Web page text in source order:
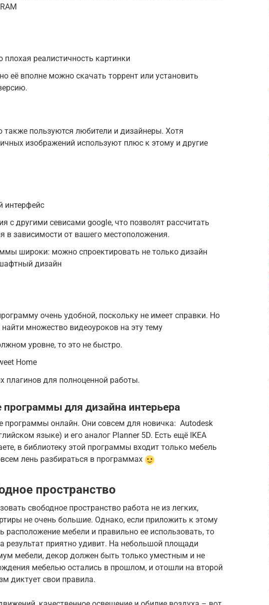
реалистичность картинки
её вполне можно скачать торрент или установить
пользуются любители и дизайнеры. Хотя
изображений используют плюс к этому и другие
интерфейс
с другими севисами google, что позволят рассчитать
в зависимости от вашего местоположения.
широки: можно спроектировать не только дизайн
дизайн
очень удобной, поскольку не имеет справки. Но
множество видеоуроков на эту тему
уровне, то это не быстро.
Home
плагинов для полноценной работы.
программы для дизайна интерьера
программы онлайн. Они совсем для новичка: Autodesk
языке) и его аналог Planner 5D. Есть ещё IKEA
в библиотеку этой программы входит только мебель
лень разбираться в программах
пространство
свободное пространство работа не из легких,
не очень большие. Однако, если приложить к этому
расположение мебели и правильно ее использовать, то
результат приятно удивит. На небольшой площади
мебели, декор должен быть только уместным и не
мебелью остались в прошлом, и отошли на второй
диктует свои правила.